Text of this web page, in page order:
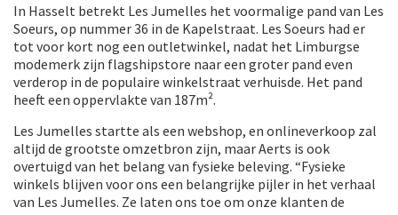
In Hasselt betrekt Les Jumelles het voormalige pand van Les
Soeurs, op nummer 36 in de Kapelstraat. Les Soeurs had er
tot voor kort nog een outletwinkel, nadat het Limburgse
modemerk zijn flagshipstore naar een groter pand even
verderop in de populaire winkelstraat verhuisde. Het pand
heeft een oppervlakte van 187m².
Les Jumelles startte als een webshop, en onlineverkoop zal
altijd de grootste omzetbron zijn, maar Aerts is ook
overtuigd van het belang van fysieke beleving. “Fysieke
winkels blijven voor ons een belangrijke pijler in het verhaal
van Les Jumelles. Ze laten ons toe om onze klanten de